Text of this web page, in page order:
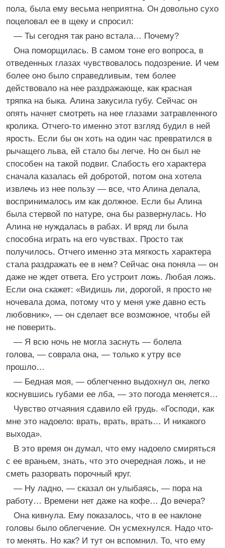
пола, была ему весьма неприятна. Он довольно сухо
поцеловал ее в щеку и спросил:
— Ты сегодня так рано встала… Почему?
Она поморщилась. В самом тоне его вопроса, в
отведенных глазах чувствовалось подозрение. И чем
более оно было справедливым, тем более
действовало на нее раздражающе, как красная
тряпка на быка. Алина закусила губу. Сейчас он
опять начнет смотреть на нее глазами затравленного
кролика. Отчего-то именно этот взгляд будил в ней
ярость. Если бы он хоть на один час превратился в
рычащего льва, ей стало бы легче. Но он был не
способен на такой подвиг. Слабость его характера
сначала казалась ей добротой, потом она хотела
извлечь из нее пользу — все, что Алина делала,
воспринималось им как должное. Если бы Алина
была стервой по натуре, она бы развернулась. Но
Алина не нуждалась в рабах. И вряд ли была
способна играть на его чувствах. Просто так
получилось. Отчего именно эта мягкость характера
стала раздражать ее в нем? Сейчас она поняла — он
даже не ждет ответа. Его устроит ложь. Любая ложь.
Если она скажет: «Видишь ли, дорогой, я просто не
ночевала дома, потому что у меня уже давно есть
любовник», — он сделает все возможное, чтобы ей
не поверить.
— Я всю ночь не могла заснуть — болела
голова, — соврала она, — только к утру все
прошло…
— Бедная моя, — облегченно выдохнул он, легко
коснувшись губами ее лба, — это погода меняется…
Чувство отчаяния сдавило ей грудь. «Господи, как
мне это надоело: врать, врать, врать… И никакого
выхода».
В это время он думал, что ему надоело смиряться
с ее враньем, знать, что это очередная ложь, и не
сметь разорвать порочный круг.
— Ну ладно, — сказал он улыбаясь, — пора на
работу… Времени нет даже на кофе… До вечера?
Она кивнула. Ему показалось, что в ее наклоне
головы было облегчение. Он усмехнулся. Надо что-
то менять. Но как? И тут он вспомнил. То, что ему